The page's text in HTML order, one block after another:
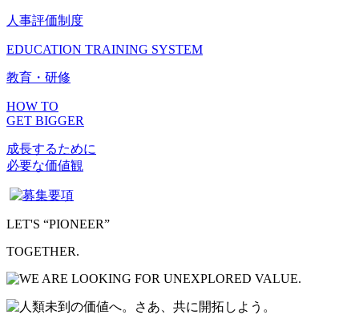
人事評価制度
EDUCATION TRAINING SYSTEM
教育・研修
HOW TO
GET BIGGER
成長するために
必要な価値観
LET'S “PIONEER”
TOGETHER.